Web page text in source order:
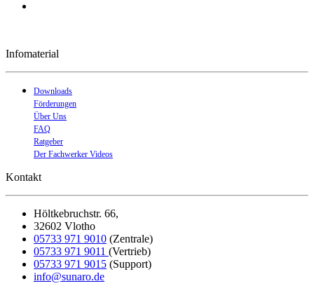
Infomaterial
Downloads
Förderungen
Über Uns
FAQ
Ratgeber
Der Fachwerker Videos
Kontakt
Höltkebruchstr. 66,
32602 Vlotho
05733 971 9010 (Zentrale)
05733 971 9011 (Vertrieb)
05733 971 9015 (Support)
info@sunaro.de